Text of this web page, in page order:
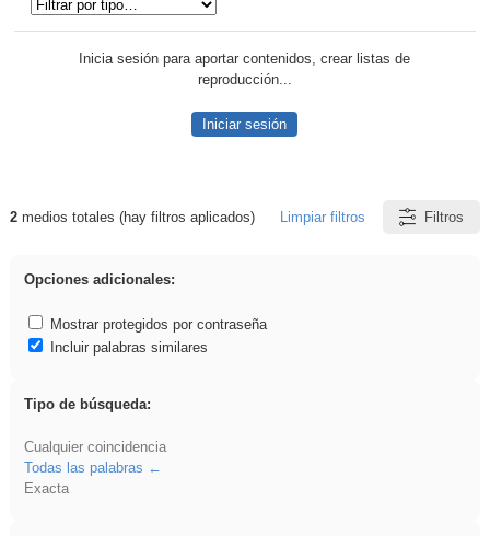
Inicia sesión para aportar contenidos, crear listas de
reproducción...
Iniciar sesión
Resultados de: Oratoria
2medios totales (hay filtros aplicados) Limpiar filtros Filtros
Opciones adicionales:
Mostrar protegidos por contraseña
Incluir palabras similares
Tipo de búsqueda:
Cualquier coincidencia
Todas las palabras
Exacta